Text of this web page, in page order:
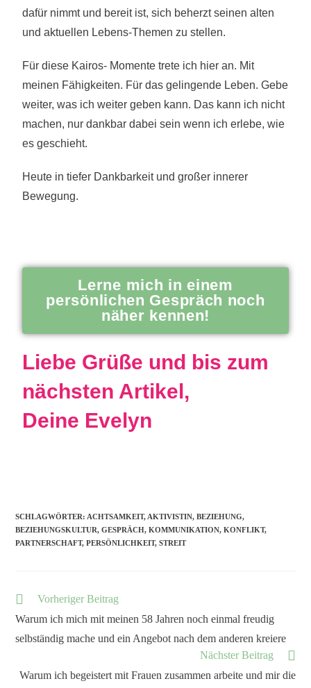
dafür nimmt und bereit ist, sich beherzt seinen alten
und aktuellen Lebens-Themen zu stellen.
Für diese Kairos- Momente trete ich hier an. Mit
meinen Fähigkeiten. Für das gelingende Leben. Gebe
weiter, was ich weiter geben kann. Das kann ich nicht
machen, nur dankbar dabei sein wenn ich erlebe, wie
es geschieht.
Heute in tiefer Dankbarkeit und großer innerer
Bewegung.
Lerne mich in einem
persönlichen Gespräch noch
näher kennen!
Liebe Grüße und bis zum
nächsten Artikel,
Deine Evelyn
SCHLAGWÖRTER: ACHTSAMKEIT, AKTIVISTIN, BEZIEHUNG,
BEZIEHUNGSKULTUR, GESPRÄCH, KOMMUNIKATION, KONFLIKT,
PARTNERSCHAFT, PERSÖNLICHKEIT, STREIT
Vorheriger Beitrag
Warum ich mich mit meinen 58 Jahren noch einmal freudig
selbständig mache und ein Angebot nach dem anderen kreiere
Nächster Beitrag
Warum ich begeistert mit Frauen zusammen arbeite und mir die